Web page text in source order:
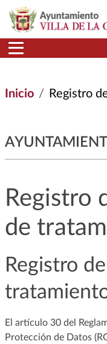
Pasar al contenido principal
Inicio Registro
Registro
de
Registro
El artículo 30 del
Protección de Datos